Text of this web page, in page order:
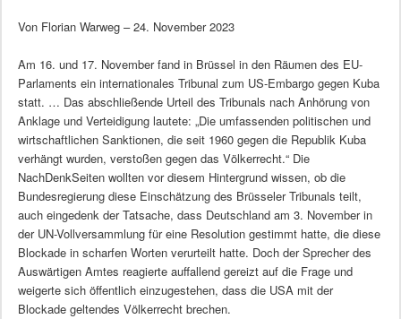
Von Florian Warweg – 24. November 2023
Am 16. und 17. November fand in Brüssel in den Räumen des EU-
Parlaments ein internationales Tribunal zum US-Embargo gegen Kuba
statt. … Das abschließende Urteil des Tribunals nach Anhörung von
Anklage und Verteidigung lautete: „Die umfassenden politischen und
wirtschaftlichen Sanktionen, die seit 1960 gegen die Republik Kuba
verhängt wurden, verstoßen gegen das Völkerrecht.“ Die
NachDenkSeiten wollten vor diesem Hintergrund wissen, ob die
Bundesregierung diese Einschätzung des Brüsseler Tribunals teilt,
auch eingedenk der Tatsache, dass Deutschland am 3. November in
der UN-Vollversammlung für eine Resolution gestimmt hatte, die diese
Blockade in scharfen Worten verurteilt hatte. Doch der Sprecher des
Auswärtigen Amtes reagierte auffallend gereizt auf die Frage und
weigerte sich öffentlich einzugestehen, dass die USA mit der
Blockade geltendes Völkerrecht brechen.